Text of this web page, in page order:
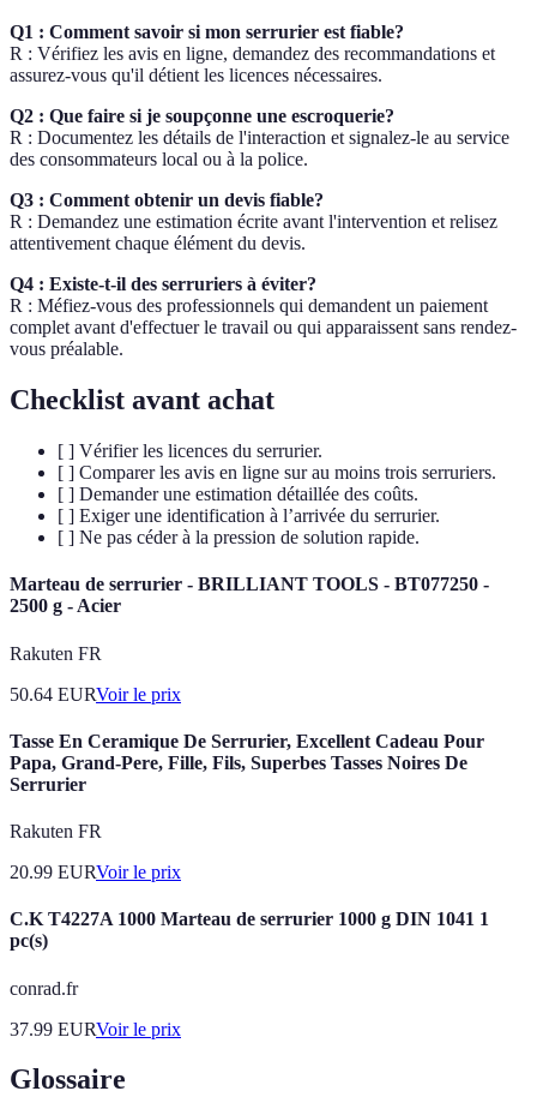
Q1 : Comment savoir si mon serrurier est fiable?
R : Vérifiez les avis en ligne, demandez des recommandations et
assurez-vous qu'il détient les licences nécessaires.
Q2 : Que faire si je soupçonne une escroquerie?
R : Documentez les détails de l'interaction et signalez-le au service
des consommateurs local ou à la police.
Q3 : Comment obtenir un devis fiable?
R : Demandez une estimation écrite avant l'intervention et relisez
attentivement chaque élément du devis.
Q4 : Existe-t-il des serruriers à éviter?
R : Méfiez-vous des professionnels qui demandent un paiement
complet avant d'effectuer le travail ou qui apparaissent sans rendez-
vous préalable.
Checklist avant achat
[ ] Vérifier les licences du serrurier.
[ ] Comparer les avis en ligne sur au moins trois serruriers.
[ ] Demander une estimation détaillée des coûts.
[ ] Exiger une identification à l’arrivée du serrurier.
[ ] Ne pas céder à la pression de solution rapide.
Marteau de serrurier - BRILLIANT TOOLS - BT077250 -
2500 g - Acier
Rakuten FR
50.64 EURVoir le prix
Tasse En Ceramique De Serrurier, Excellent Cadeau Pour
Papa, Grand-Pere, Fille, Fils, Superbes Tasses Noires De
Serrurier
Rakuten FR
20.99 EURVoir le prix
C.K T4227A 1000 Marteau de serrurier 1000 g DIN 1041 1
pc(s)
conrad.fr
37.99 EURVoir le prix
Glossaire